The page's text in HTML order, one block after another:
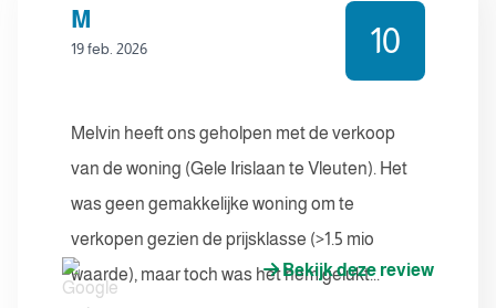
M
19 feb. 2026 10
Melvin heeft ons geholpen met de verkoop
van de woning (Gele Irislaan te Vleuten). Het
was geen gemakkelijke woning om te
verkopen gezien de prijsklasse (>1.5 mio
waarde), maar toch was het hem gelukt...
Bekijk deze review